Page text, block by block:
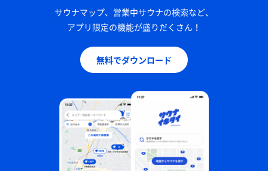
サウナマップ、営業中サウナの検索など、
アプリ限定の機能が盛りだくさん！
無料でダウンロード